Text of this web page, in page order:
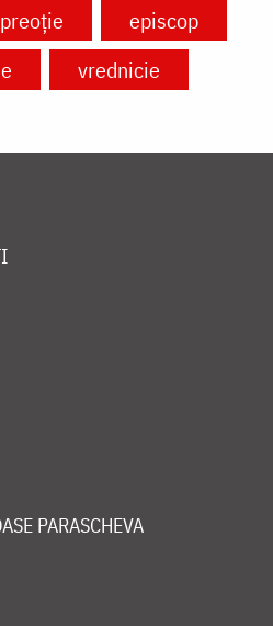
preoție
episcop
vrednicie
PARASCHEVA